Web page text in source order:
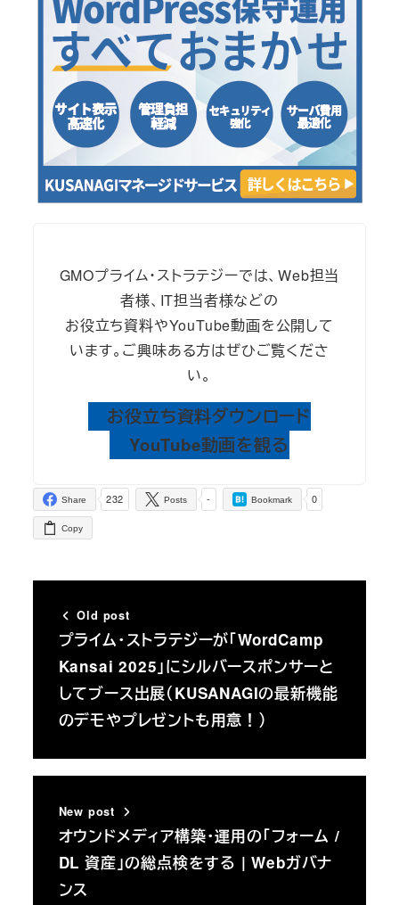
GMOプライム・ストラテジーでは、Web担当
者様、IT担当者様などの
お役立ち資料やYouTube動画を公開して
います。ご興味ある方はぜひご覧くださ
い。
お役立ち資料ダウンロード
YouTube動画を観る
232
Share -
Posts 0
Bookmark
Copy
Old post
プライム・ストラテジーが「WordCamp
Kansai 2025」にシルバースポンサーと
してブース出展（KUSANAGIの最新機能
のデモやプレゼントも用意！）
New post
オウンドメディア構築・運用の「フォーム /
DL 資産」の総点検をする | Webガバナ
ンス